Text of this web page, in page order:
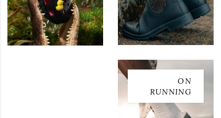
ON
RUNNING